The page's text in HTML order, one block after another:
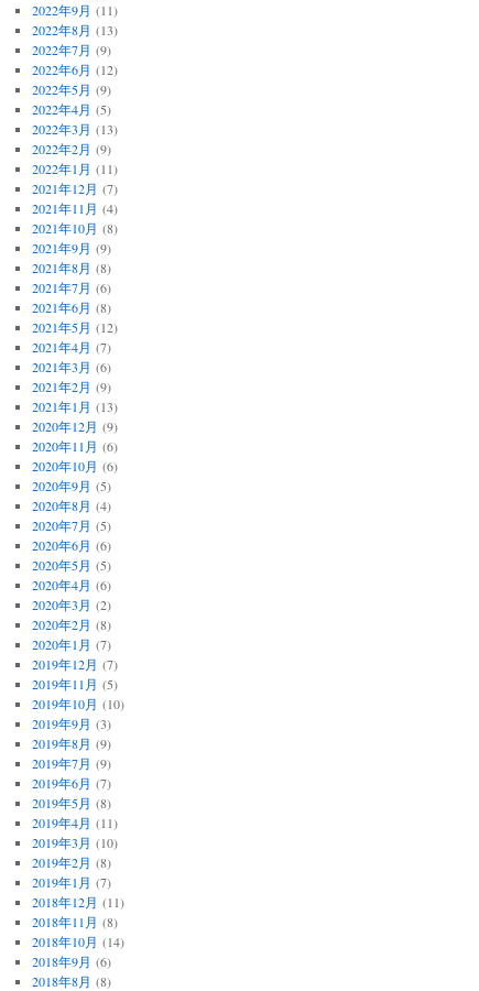
2022年9月 (11)
2022年8月 (13)
2022年7月 (9)
2022年6月 (12)
2022年5月 (9)
2022年4月 (5)
2022年3月 (13)
2022年2月 (9)
2022年1月 (11)
2021年12月 (7)
2021年11月 (4)
2021年10月 (8)
2021年9月 (9)
2021年8月 (8)
2021年7月 (6)
2021年6月 (8)
2021年5月 (12)
2021年4月 (7)
2021年3月 (6)
2021年2月 (9)
2021年1月 (13)
2020年12月 (9)
2020年11月 (6)
2020年10月 (6)
2020年9月 (5)
2020年8月 (4)
2020年7月 (5)
2020年6月 (6)
2020年5月 (5)
2020年4月 (6)
2020年3月 (2)
2020年2月 (8)
2020年1月 (7)
2019年12月 (7)
2019年11月 (5)
2019年10月 (10)
2019年9月 (3)
2019年8月 (9)
2019年7月 (9)
2019年6月 (7)
2019年5月 (8)
2019年4月 (11)
2019年3月 (10)
2019年2月 (8)
2019年1月 (7)
2018年12月 (11)
2018年11月 (8)
2018年10月 (14)
2018年9月 (6)
2018年8月 (8)